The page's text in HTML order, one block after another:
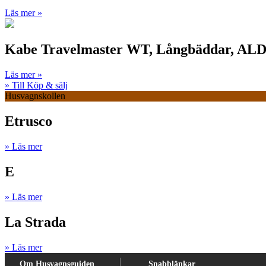
Läs mer »
Kabe Travelmaster WT, Långbäddar,
Läs mer »
» Till Köp & sälj
Husvagnskollen
Etrusco
» Läs mer
E
» Läs mer
La Strada
» Läs mer
Om Husvagnsguiden Snabblänkar